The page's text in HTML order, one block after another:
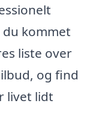
kommet
liste over
og find
livet lidt